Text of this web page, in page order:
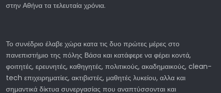
στην Αθήνα τα τελευταία χρόνια.
Το συνέδριο έλαβε χώρα κατα τις δυο πρώτες μέρες στο
πανεπιστήμιο της πόλης Βάσα και κατάφερε να φέρει κοντά,
φοιτητές, ερευνητές, καθηγητές, πολιτικούς, ακαδημαικούς, clean-
tech επιχειρηματίες, ακτιβιστές, μαθητές λυκείου, αλλα και
σημαντικά δίκτυα συνεργασίας που αναπτύσσονται και